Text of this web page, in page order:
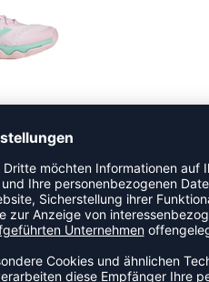
|139,95 €
NEW
-13%